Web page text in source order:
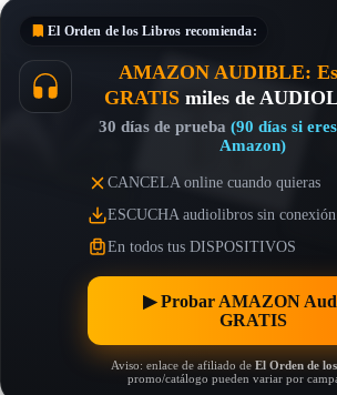
El Orden de los Libros recomienda:
AMAZON AUDIBLE:
GRATIS miles de
30 días de prueba(90 días si
Amazon)
CANCELA online cuando quieras
ESCUCHA audiolibros sin conexión
En todos tus DISPOSITIVOS
▶︎ Probar AMAZON
GRATIS
Aviso: enlace de afiliado deEl Orden de
promo/catálogo pueden variar por